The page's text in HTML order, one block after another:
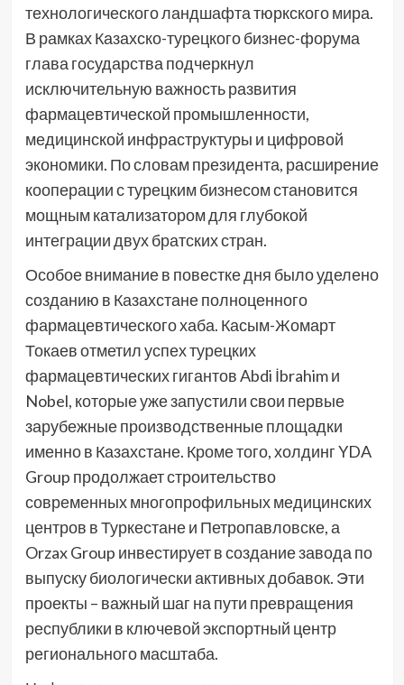
технологического ландшафта тюркского мира.
В рамках Казахско-турецкого бизнес-форума
глава государства подчеркнул
исключительную важность развития
фармацевтической промышленности,
медицинской инфраструктуры и цифровой
экономики. По словам президента, расширение
кооперации с турецким бизнесом становится
мощным катализатором для глубокой
интеграции двух братских стран.
Особое внимание в повестке дня было уделено
созданию в Казахстане полноценного
фармацевтического хаба. Касым-Жомарт
Токаев отметил успех турецких
фармацевтических гигантов Abdi İbrahim и
Nobel, которые уже запустили свои первые
зарубежные производственные площадки
именно в Казахстане. Кроме того, холдинг YDA
Group продолжает строительство
современных многопрофильных медицинских
центров в Туркестане и Петропавловске, а
Orzax Group инвестирует в создание завода по
выпуску биологически активных добавок. Эти
проекты – важный шаг на пути превращения
республики в ключевой экспортный центр
регионального масштаба.